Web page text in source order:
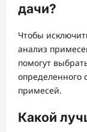
дачи?
Чтобы
анализ
помогут
определенного
примесей.
Какой